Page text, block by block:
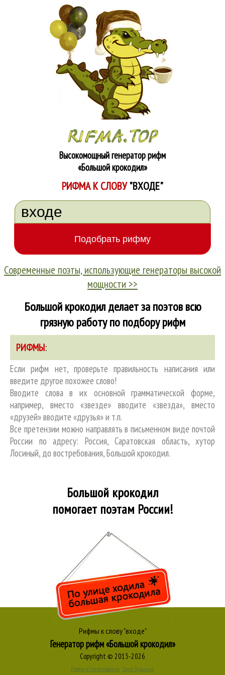
Высокомощный генератор рифм
«Большой крокодил»
РИФМА К СЛОВУ"ВХОДЕ"
Современные поэты, использующие генераторы высокой
мощности >>
Большой крокодил делает за поэтов всю
грязную работу по подбору рифм
РИФМЫ:
Если рифм нет, проверьте правильность написания или
введите другое похожее слово!
Вводите слова в их основной грамматической форме,
например, вместо «звезде» вводите «звезда», вместо
«друзей» вводите «друзья» и т.п.
Все претензии можно направлять в письменном виде почтой
России по адресу: Россия, Саратовская область, хутор
Лосиный, до востребования, Большой крокодил.
Большой крокодил
помогает поэтам России!
Рифмы к слову "входе"
Генератор рифм «Большой крокодил»
Copyright © 2013-2026
Рифма и стихосложение Стихи Пушкина